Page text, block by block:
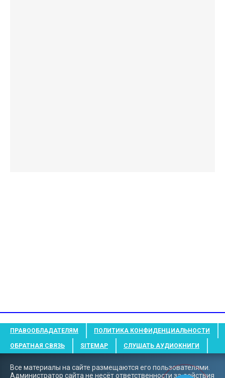
ПРАВООБЛАДАТЕЛЯМ ПОЛИТИКА КОНФИДЕНЦИАЛЬНОСТИ
ОБРАТНАЯ СВЯЗЬ SITEMAP СЛУШАТЬ АУДИОКНИГИ
Все материалы на сайте размещаются его пользователями.
Администратор сайта не несёт ответственности за действия